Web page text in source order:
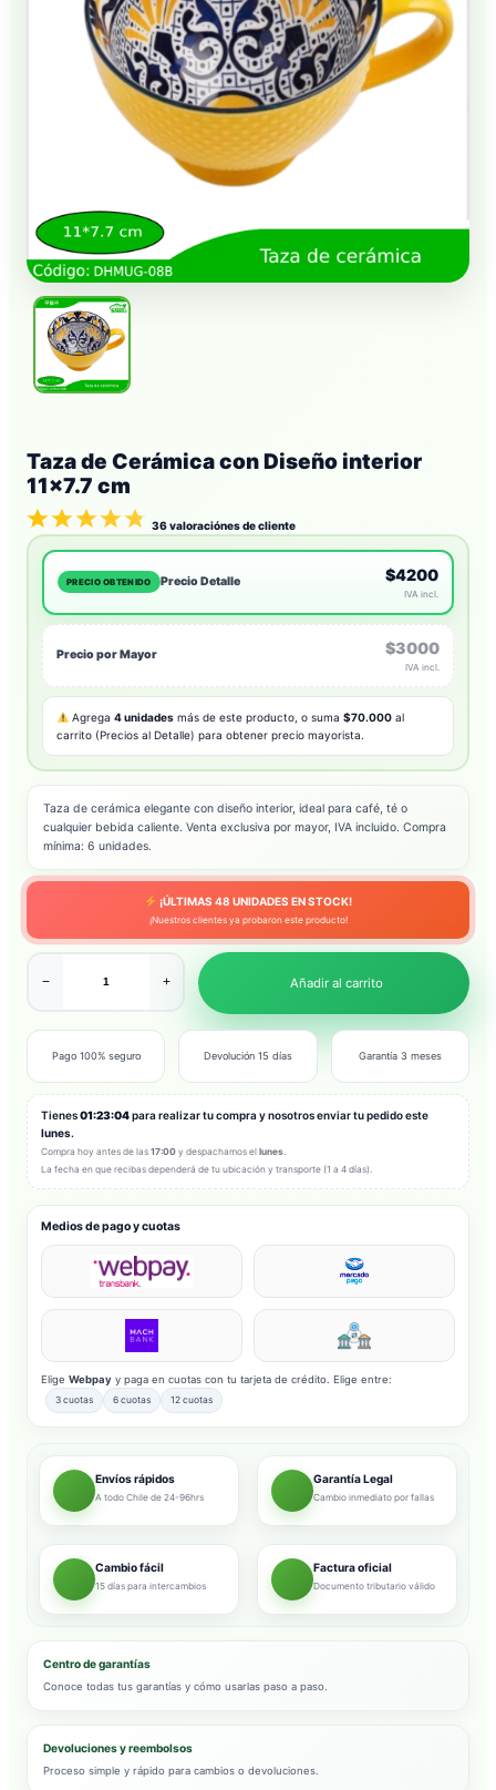
Taza de Cerámica con Diseño interior
11×7.7 cm
36valoraciónes de cliente
PRECIO OBTENIDO Precio Detalle $4200
IVA incl.
Precio por Mayor $3000
IVA incl.
Agrega4 unidades más de este producto, o suma$70.000 al
carrito (Precios al Detalle) para obtener precio mayorista.
Taza de cerámica elegante con diseño interior, ideal para café, té o
cualquier bebida caliente. Venta exclusiva por mayor, IVA incluido. Compra
mínima: 6 unidades.
¡ÚLTIMAS 48 UNIDADES EN STOCK!
¡Nuestros clientes ya probaron este producto!
− + Añadir al carrito
Pago 100% seguro Devolución 15 días Garantía 3 meses
Tienes01:23:02para realizar tu compra y nosotros enviar tu pedido este
lunes.
Compra hoy antes de las 17:00 y despachamos el lunes
La fecha en que recibas dependerá de tu ubicación y transporte (1 a 4 días).
Medios de pago y cuotas
Elige Webpay y paga en cuotas con tu tarjeta de crédito. Elige entre:
3 cuotas 6 cuotas 12 cuotas
Envíos rápidos
A todo Chile de 24-96hrs
Garantía Legal
Cambio inmediato por fallas
Cambio fácil
15 días para intercambios
Factura oficial
Documento tributario válido
Centro de garantías
Conoce todas tus garantías y cómo usarlas paso a paso.
Devoluciones y reembolsos
Proceso simple y rápido para cambios o devoluciones.